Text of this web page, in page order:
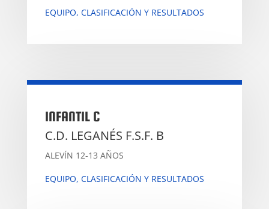
EQUIPO, CLASIFICACIÓN Y RESULTADOS
INFANTIL C
C.D. LEGANÉS F.S.F. B
ALEVÍN 12-13 AÑOS
EQUIPO, CLASIFICACIÓN Y RESULTADOS